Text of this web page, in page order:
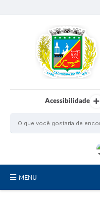
Acessibilidade
MENU